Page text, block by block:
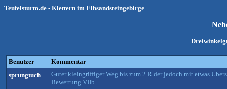
Teufelsturm.de - Klettern im Elbsandsteingebirge
Benutzer
Kommentar
sprungtuch
Guter kleingriffiger Weg bis zum 2.R der jedoch mit etwas
Bewertung VIIb